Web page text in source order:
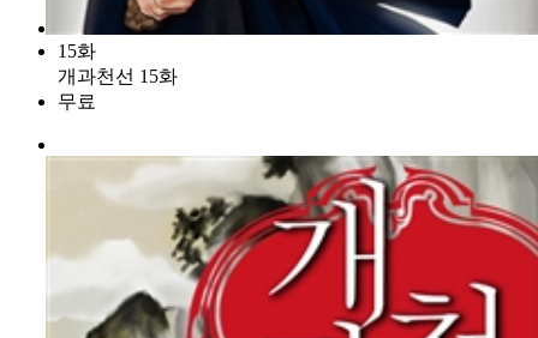
15화
개과천선 15화
무료